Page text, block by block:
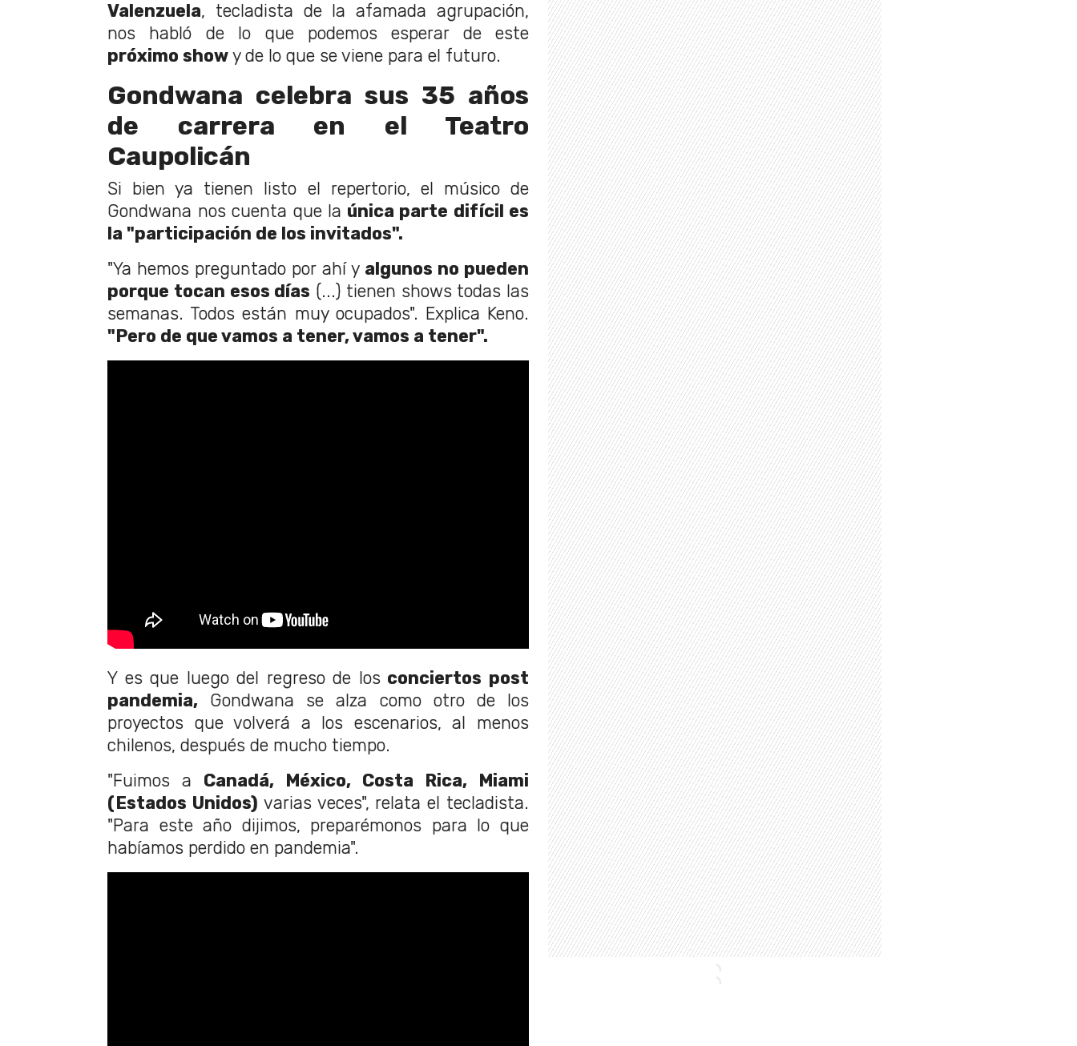
Valenzuela, tecladista de la afamada agrupación,
nos habló de lo que podemos esperar de este
próximo show y de lo que se viene para el futuro.
Gondwana celebra sus 35 años
de carrera en el Teatro
Caupolicán
Si bien ya tienen listo el repertorio, el músico de
Gondwana nos cuenta que la única parte difícil es
la "participación de los invitados".
"Ya hemos preguntado por ahí y algunos no pueden
porque tocan esos días (...) tienen shows todas las
semanas. Todos están muy ocupados". Explica Keno.
"Pero de que vamos a tener, vamos a tener".
Y es que luego del regreso de losconciertos post
pandemia, Gondwana se alza como otro de los
proyectos que volverá a los escenarios, al menos
chilenos, después de mucho tiempo.
"Fuimos a Canadá, México, Costa Rica, Miami
(Estados Unidos) varias veces", relata el tecladista.
"Para este año dijimos, preparémonos para lo que
habíamos perdido en pandemia".